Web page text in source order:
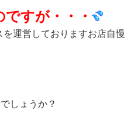
すが・・・
運営しておりますお店自慢
しょうか？